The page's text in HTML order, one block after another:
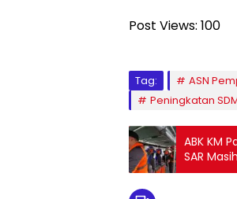
Post Views: 100
Tag: ASN
Peningkatan
ABK KM
SAR